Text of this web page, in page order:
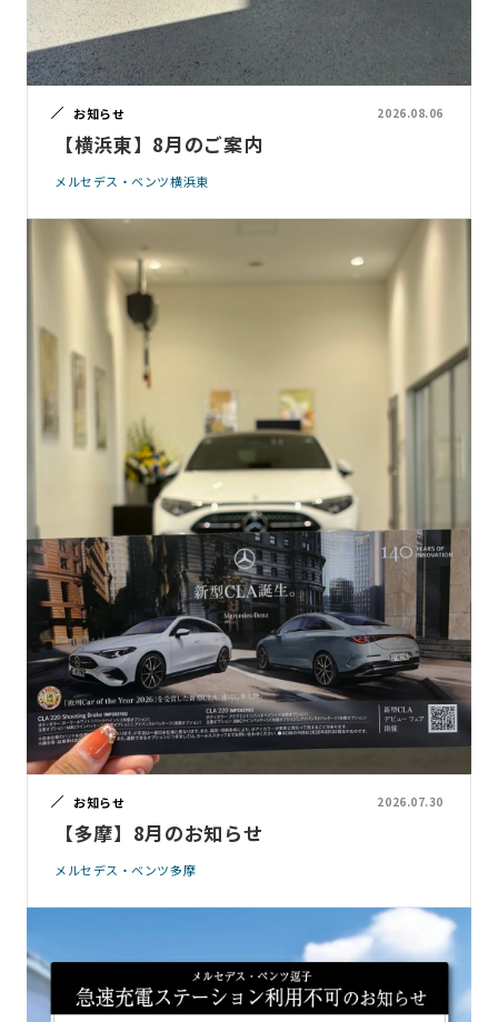
お知らせ 2026.08.06
【横浜東】8月のご案内
メルセデス・ベンツ横浜東
お知らせ 2026.07.30
【多摩】8月のお知らせ
メルセデス・ベンツ多摩